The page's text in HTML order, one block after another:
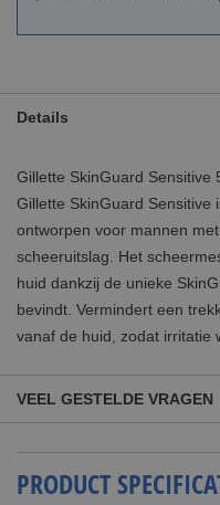
Details
Gillette SkinGuard Sensitive
Gillette SkinGuard Sensitive
ontworpen voor mannen
scheeruitslag. Het
huid dankzij de unieke
bevindt. Vermindert een
vanaf de huid, zodat irritatie
VEEL GESTELDE VRAGEN
PRODUCT